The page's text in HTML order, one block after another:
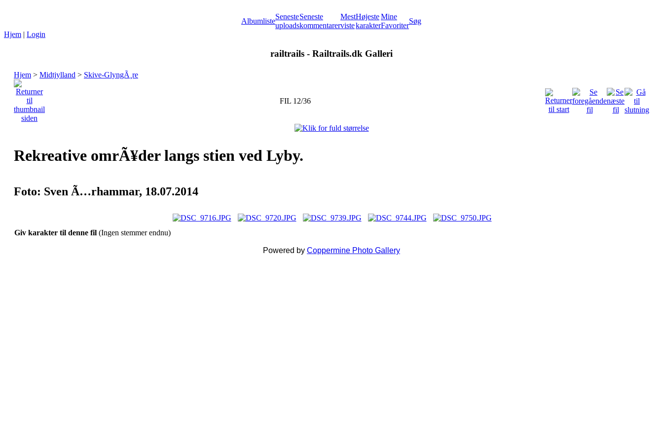
Albumliste
Seneste
uploads
Seneste
kommentarer
Mest
viste
Højeste
karakter
Mine
Favoriter
Søg
Hjem | Login
railtrails - Railtrails.dk Galleri
Hjem > Midtjylland > Skive-GlyngÃ¸re
FIL 12/36
Rekreative omrÃ¥der langs stien ved Lyby.
Foto: Sven Ã…rhammar, 18.07.2014
Giv karakter til denne fil (Ingen stemmer endnu)
Powered by Coppermine Photo Gallery